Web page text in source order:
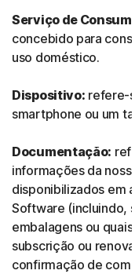
Serviço de
concebido para
uso doméstico.
Dispositivo: refere-
smartphone ou um
Documentação:
informações da
disponibilizados em
Software (incluindo,
embalagens ou
subscrição ou
confirmação de